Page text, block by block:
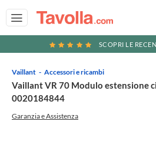
SCOPRI LE
Vaillant Accessori e ricambi
Vaillant VR 70 Modulo estensione
0020184844
Garanzia e Assistenza